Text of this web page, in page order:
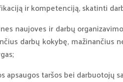
ir kompetenciją, skatinti
naujoves ir darbų
darbų kokybę, mažinančius
apsaugos taršos bei darbuotojų